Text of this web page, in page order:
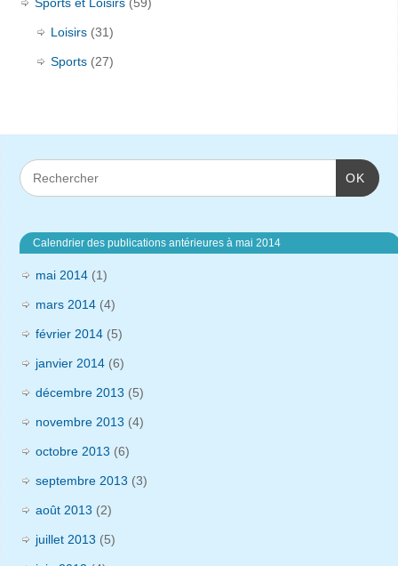
Loisirs (31)
Sports (27)
OK
Calendrier des publications antérieures à mai 2014
mai 2014 (1)
mars 2014 (4)
février 2014 (5)
janvier 2014 (6)
décembre 2013 (5)
novembre 2013 (4)
octobre 2013 (6)
septembre 2013 (3)
août 2013 (2)
juillet 2013 (5)